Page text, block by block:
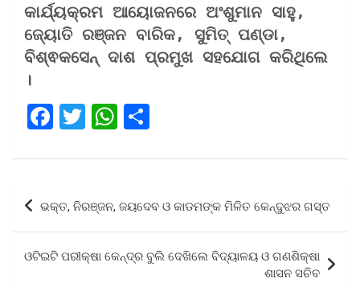
କାର୍ଯ୍ୟକ୍ରମ ଆୟୋଜନରେ ଅଂଶୁମାନ ସାହୁ,
ଜ୍ୟୋତି ରଞ୍ଜନ ବାରିକ, ସୁମିତ୍ ପଣ୍ଡା,
ବିଶ୍ଵକସେନ୍ ଦାଶ ପ୍ରମୁଖ ସହଯୋଗ କରିଥିଲେ
।
F
ce
o
o
k
T
tt
W
at
A
p
p
ar
Post
navigation
ଭକ୍ତ, ନିରଞ୍ଜନ, ଜୟଦେବ ଓ କାଡମଙ୍କ ମିଳିତ କେନ୍ଦୁଝର ଗସ୍ତ
ଓଟିଇଟି ପରୀକ୍ଷା କେନ୍ଦ୍ର ବୁଲି ଦେଖିଲେ ବିଦ୍ୟାଳୟ ଓ ଗଣଶିକ୍ଷା
ଶାସନ ସଚିବ